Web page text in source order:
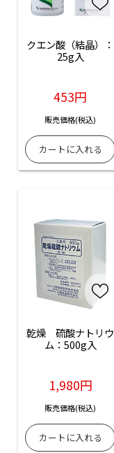
クエン酸（結晶）：
25g入
453円
販売価格(税込)
乾燥　硫酸ナトリウ
ム：500g入
1,980円
販売価格(税込)